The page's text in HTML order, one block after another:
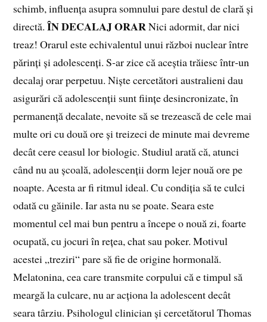
schimb, influența asupra somnului pare destul de clară și
directă.ÎN DECALAJ ORARNici adormit, dar nici
treaz! Orarul este echivalentul unui război nuclear între
părinți și adolescenți. S‑ar zice că aceștia trăiesc într‑un
decalaj orar perpetuu. Niște cercetători australieni dau
asigurări că adolescenții sunt ființe desincronizate, în
permanență decalate, nevoite să se trezească de cele mai
multe ori cu două ore și treizeci de minute mai devreme
decât cere ceasul lor biologic. Studiul arată că, atunci
când nu au școală, adolescenții dorm lejer nouă ore pe
noapte. Acesta ar fi ritmul ideal. Cu condiția să te culci
odată cu găinile. Iar asta nu se poate. Seara este
momentul cel mai bun pentru a începe o nouă zi, foarte
ocupată, cu jocuri în rețea, chat sau poker. Motivul
acestei „treziri“ pare să fie de origine hormonală.
Melatonina, cea care transmite corpului că e timpul să
meargă la culcare, nu ar acționa la adolescent decât
seara târziu. Psihologul clinician și cercetătorul Thomas